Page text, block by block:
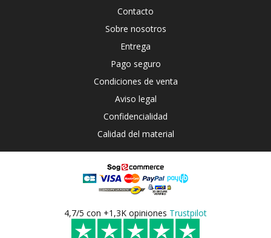
Contacto
Sobre nosotros
Entrega
Pago seguro
Condiciones de venta
Aviso legal
Confidencialidad
Calidad del material
4,7/5 con +1,3K opiniones Trustpilot